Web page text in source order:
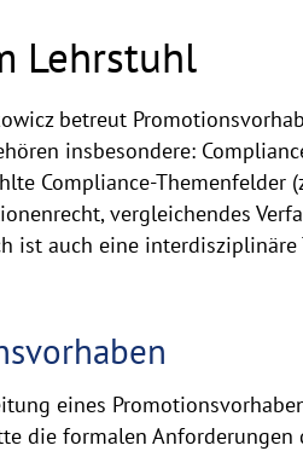
Lehrstuhl
betreut
insbesondere:
Compliance-
vergleichendes
ist auch eine
eines
die formalen